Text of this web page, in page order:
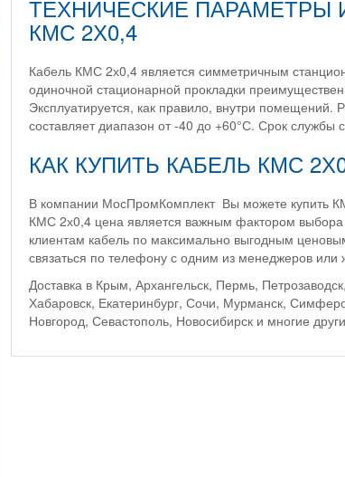
ТЕХНИЧЕСКИЕ ПАРАМЕТРЫ
КМС 2Х0,4
Кабель КМС 2х0,4 является симметричным
одиночной стационарной прокладки
Эксплуатируется, как правило, внутри помещений.
составляет диапазон от -40 до +60°С. Срок службы
КАК КУПИТЬ КАБЕЛЬ КМС
В компании МосПромКомплект Вы можете купить
КМС 2х0,4 цена является важным фактором
клиентам кабель по максимально выгодным
связаться по телефону с одним из менеджеров или
Доставка в Крым, Архангельск, Пермь,
Хабаровск, Екатеринбург, Сочи, Мурманск,
Новгород, Севастополь, Новосибирск и многие